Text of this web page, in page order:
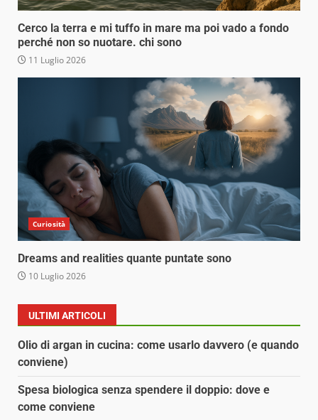
Cerco la terra e mi tuffo in mare ma poi vado a fondo
perché non so nuotare. chi sono
11 Luglio 2026
Curiosità
Dreams and realities quante puntate sono
10 Luglio 2026
ULTIMI ARTICOLI
Olio di argan in cucina: come usarlo davvero (e quando
conviene)
Spesa biologica senza spendere il doppio: dove e
come conviene